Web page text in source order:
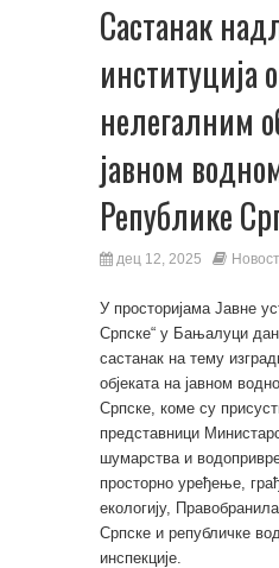
Састанак
институција о
нелегалним
јавном
Републике
дец 12, 2025
У просторијама Јавне
Српске“ у Бањалуци
састанак на тему
објеката на јавном
Српске, коме су
представници
шумарства и
просторно уређење,
екологију,
Српске и републичке
инспекције.